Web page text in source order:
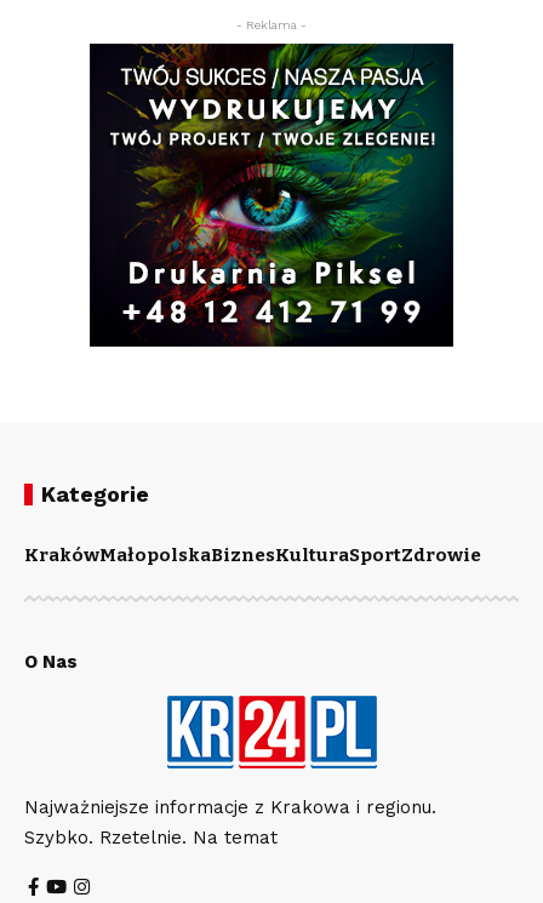
- Reklama -
Kategorie
KrakówMałopolskaBiznesKulturaSportZdrowie
O Nas
Najważniejsze informacje z Krakowa i regionu.
Szybko. Rzetelnie. Na temat